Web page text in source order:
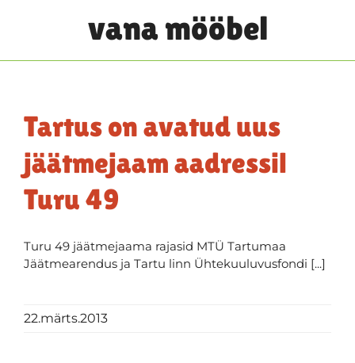
vana mööbel
Tartus on avatud uus
jäätmejaam aadressil
Turu 49
Turu 49 jäätmejaama rajasid MTÜ Tartumaa
Jäätmearendus ja Tartu linn Ühtekuuluvusfondi [...]
22.märts.2013